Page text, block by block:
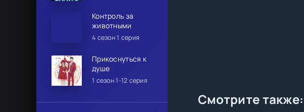
Контроль за
животными
4 сезон 1 серия
Прикоснуться к
душе
1 сезон 1-12 серия
Смотрите также: